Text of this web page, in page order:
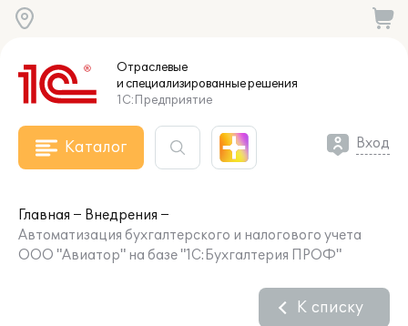
Отраслевые
и специализированныерешения
1С:Предприятие
Каталог Вход
Главная
Внедрения
Автоматизация бухгалтерского и налогового учета
ООО "Авиатор" на базе "1С:Бухгалтерия ПРОФ"
К списку